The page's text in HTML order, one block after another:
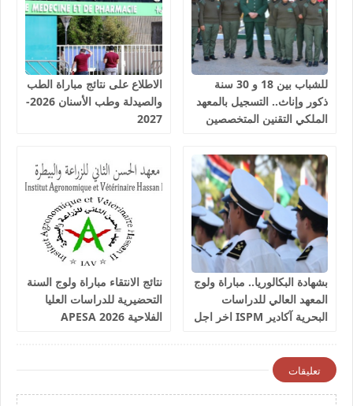
للشباب بين 18 و 30 سنة
ذكور وإناث.. التسجيل بالمعهد
الملكي التقنين المتخصصين
2027
الاطلاع على نتائج مباراة الطب
والصيدلة وطب الأسنان 2026-
2027
بشهادة البكالوريا.. مباراة ولوج
المعهد العالي للدراسات
البحرية آكادير ISPM اخر اجل
نتائج الانتقاء مباراة ولوج السنة
التحضيرية للدراسات العليا
الفلاحية 2026 APESA
تعليقات